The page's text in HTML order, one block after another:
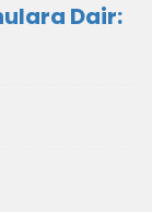
Dair: